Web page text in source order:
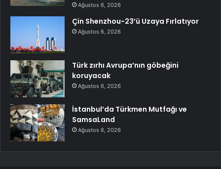
Ağustos 6, 2026
Çin Shenzhou-23’ü Uzaya Fırlatıyor
Ağustos 6, 2026
Türk zırhı Avrupa’nın göbeğini
koruyacak
Ağustos 6, 2026
İstanbul’da Türkmen Mutfağı ve
SamsaLand
Ağustos 6, 2026